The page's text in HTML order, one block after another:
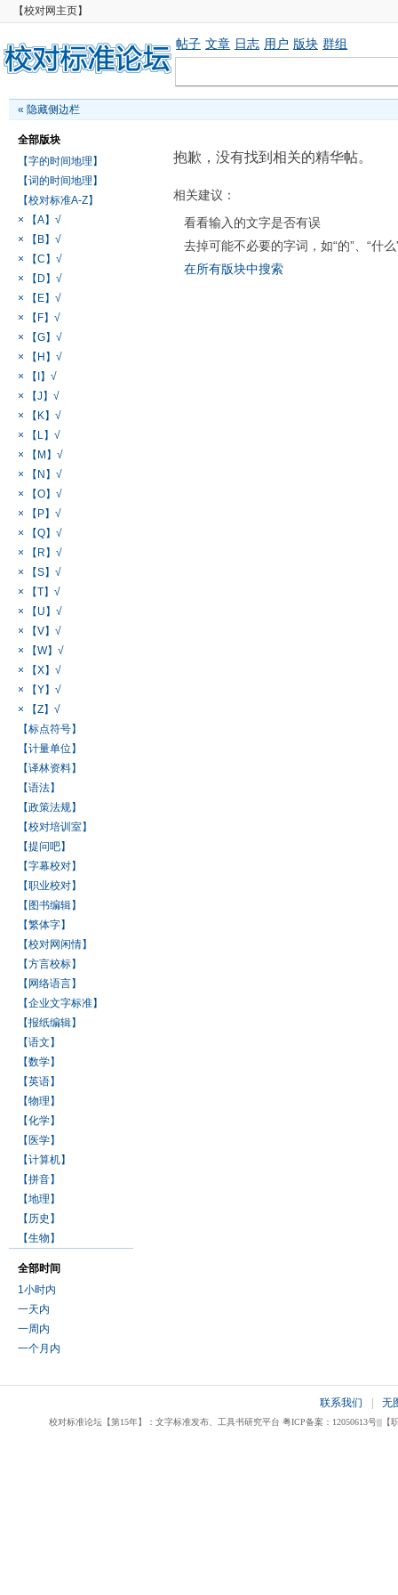
【校对网主页】
帖子 文章 日志 用户 版块 群组
« 隐藏侧边栏
全部版块
【字的时间地理】
【词的时间地理】
【校对标准A-Z】
× 【A】√
× 【B】√
× 【C】√
× 【D】√
× 【E】√
× 【F】√
× 【G】√
× 【H】√
× 【I】√
× 【J】√
× 【K】√
× 【L】√
× 【M】√
× 【N】√
× 【O】√
× 【P】√
× 【Q】√
× 【R】√
× 【S】√
× 【T】√
× 【U】√
× 【V】√
× 【W】√
× 【X】√
× 【Y】√
× 【Z】√
【标点符号】
【计量单位】
【译林资料】
【语法】
【政策法规】
【校对培训室】
【提问吧】
【字幕校对】
【职业校对】
【图书编辑】
【繁体字】
【校对网闲情】
【方言校标】
【网络语言】
【企业文字标准】
【报纸编辑】
【语文】
【数学】
【英语】
【物理】
【化学】
【医学】
【计算机】
【拼音】
【地理】
【历史】
【生物】
全部时间
1小时内
一天内
一周内
一个月内
抱歉，没有找到相关的精华帖。
相关建议：
看看输入的文字是否有误
去掉可能不必要的字词，如“的”、“什么
在所有版块中搜索
联系我们 无
校对标准论坛【第15年】：文字标准发布、工具书研究平台 粤ICP备案：12050613号|||【